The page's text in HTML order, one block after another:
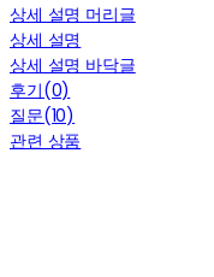
상세 설명 머리글
상세 설명
상세 설명 바닥글
후기(0)
질문(10)
관련 상품